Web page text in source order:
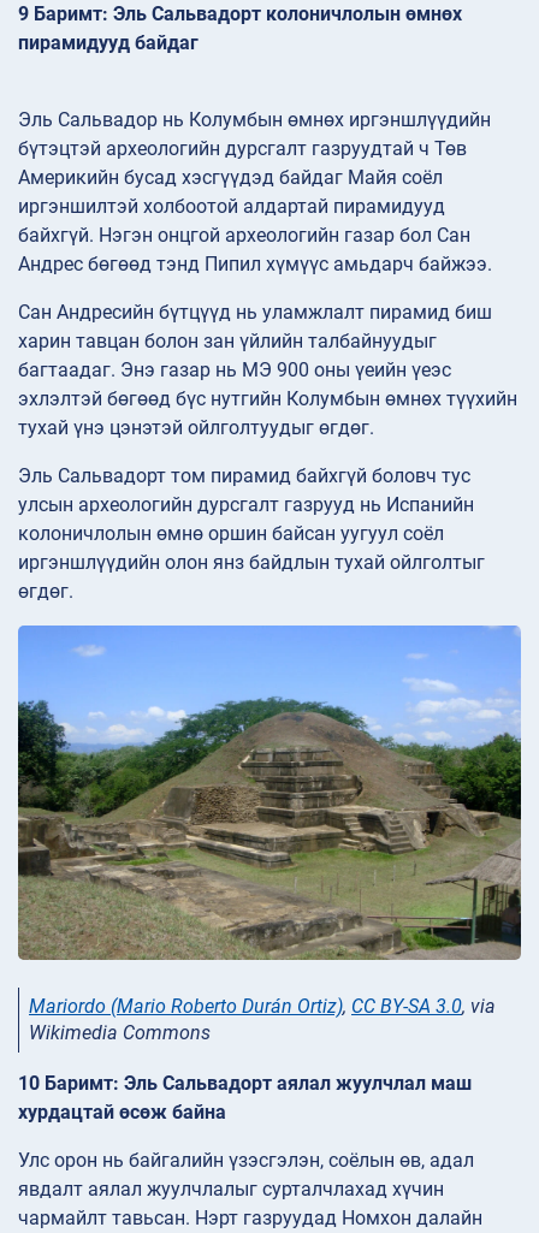
9 Баримт: Эль Сальвадорт колоничлолын өмнөх
пирамидууд байдаг
Эль Сальвадор нь Колумбын өмнөх иргэншлүүдийн
бүтэцтэй археологийн дурсгалт газруудтай ч Төв
Америкийн бусад хэсгүүдэд байдаг Майя соёл
иргэншилтэй холбоотой алдартай пирамидууд
байхгүй. Нэгэн онцгой археологийн газар бол Сан
Андрес бөгөөд тэнд Пипил хүмүүс амьдарч байжээ.
Сан Андресийн бүтцүүд нь уламжлалт пирамид биш
харин тавцан болон зан үйлийн талбайнуудыг
багтаадаг. Энэ газар нь МЭ 900 оны үеийн үеэс
эхлэлтэй бөгөөд бүс нутгийн Колумбын өмнөх түүхийн
тухай үнэ цэнэтэй ойлголтуудыг өгдөг.
Эль Сальвадорт том пирамид байхгүй боловч тус
улсын археологийн дурсгалт газрууд нь Испанийн
колоничлолын өмнө оршин байсан уугуул соёл
иргэншлүүдийн олон янз байдлын тухай ойлголтыг
өгдөг.
Mariordo (Mario Roberto Durán Ortiz), CC BY-SA 3.0, via
Wikimedia Commons
10 Баримт: Эль Сальвадорт аялал жуулчлал маш
хурдацтай өсөж байна
Улс орон нь байгалийн үзэсгэлэн, соёлын өв, адал
явдалт аялал жуулчлалыг сурталчлахад хүчин
чармайлт тавьсан. Нэрт газруудад Номхон далайн